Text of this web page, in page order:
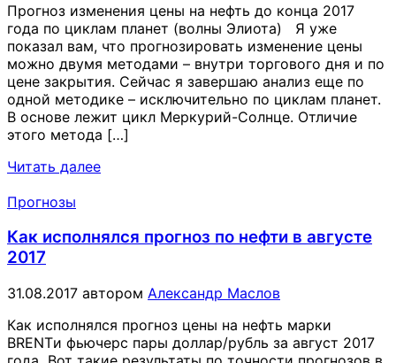
Прогноз изменения цены на нефть до конца 2017
года по циклам планет (волны Элиота) Я уже
показал вам, что прогнозировать изменение цены
можно двумя методами – внутри торгового дня и по
цене закрытия. Сейчас я завершаю анализ еще по
одной методике – исключительно по циклам планет.
В основе лежит цикл Меркурий-Солнце. Отличие
этого метода […]
Читать далее
Прогнозы
Как исполнялся прогноз по нефти в августе
2017
31.08.2017 автором Александр Маслов
Как исполнялся прогноз цены на нефть марки
BRENTи фьючерс пары доллар/рубль за август 2017